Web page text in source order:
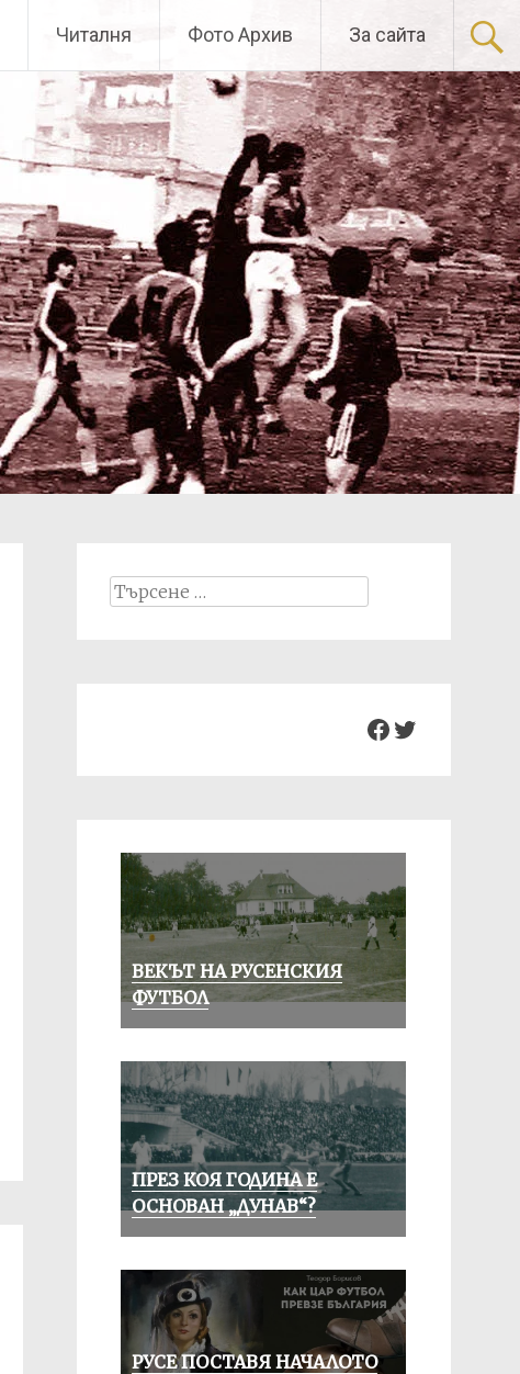
Читалня Фото Архив За сайта
Search
Facebook
Twitter
ВЕКЪТ НА РУСЕНСКИЯ
ФУТБОЛ
ПРЕЗ КОЯ ГОДИНА Е
ОСНОВАН „ДУНАВ“?
РУСЕ ПОСТАВЯ НАЧАЛОТО